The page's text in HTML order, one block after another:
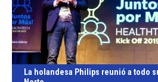
La holandesa Philips reunió a todo